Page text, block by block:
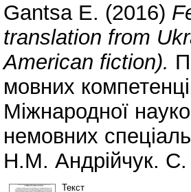
Gantsa E. (2016)
translation from
American fiction).
мовних
Міжнародної
немовних
Н.М. Андрійчук. С.
Текст